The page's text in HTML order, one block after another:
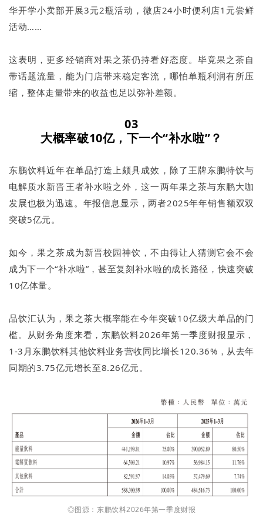
华开学小卖部开展3元2瓶活动，微店24小时便利店1元尝鲜
活动……
这表明，更多经销商对果之茶仍持看好态度。毕竟果之茶自
带话题流量，能为门店带来稳定客流，哪怕单瓶利润有所压
缩，整体走量带来的收益也足以弥补差额。
03
大概率破10亿，下一个“补水啦”？
东鹏饮料近年在单品打造上颇具成效，除了王牌东鹏特饮与
电解质水新晋王者补水啦之外，这一两年果之茶与东鹏大咖
发展也极为迅速。年报信息显示，两者2025年年销售额双双
突破5亿元。
如今，果之茶成为新晋校园神饮，不由得让人猜测它会不会
成为下一个“补水啦”，甚至复刻补水啦的成长路径，快速突破
10亿体量。
品饮汇认为，果之茶大概率能在今年突破10亿级大单品的门
槛。从财务角度来看，东鹏饮料2026年第一季度财报显示，
1-3月东鹏饮料其他饮料业务营收同比增长120.36%，从去年
同期的3.75亿元增长至8.26亿元。
◎图源：东鹏饮料2026年第一季度财报